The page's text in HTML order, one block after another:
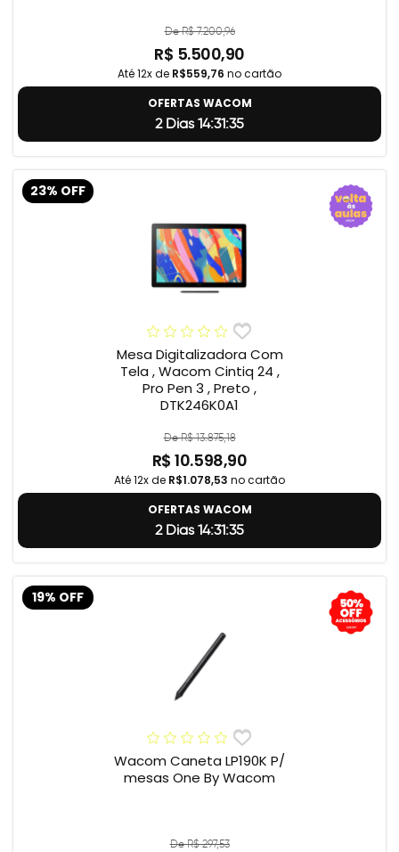
De R$ 7.200,96
R$ 5.500,90
Até 12x de R$559,76 no cartão
OFERTAS WACOM
2 Dias 14:31:34
23% OFF
Mesa Digitalizadora Com
Tela , Wacom Cintiq 24 ,
Pro Pen 3 , Preto ,
DTK246K0A1
De R$ 13.875,18
R$ 10.598,90
Até 12x de R$1.078,53 no cartão
OFERTAS WACOM
2 Dias 14:31:34
19% OFF
Wacom Caneta LP190K P/
mesas One By Wacom
De R$ 297,53